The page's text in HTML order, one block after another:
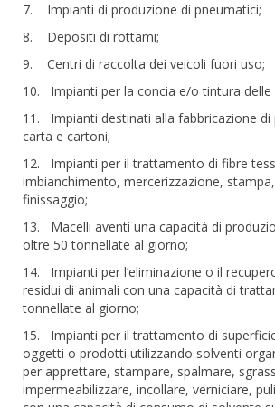
7. Impianti di produzione di pneumatici;
8. Depositi di rottami;
9. Centri di raccolta dei veicoli fuori uso;
10. Impianti per la concia e/o tintura delle
11. Impianti destinati alla fabbricazione di
carta e cartoni;
12. Impianti per il trattamento di fibre
imbianchimento, mercerizzazione,
finissaggio;
13. Macelli aventi una capacità di
oltre 50 tonnellate al giorno;
14. Impianti per l’eliminazione o il
residui di animali con una capacità di
tonnellate al giorno;
15. Impianti per il trattamento di
oggetti o prodotti utilizzando solventi
per apprettare, stampare, spalmare,
impermeabilizzare, incollare, verniciare,